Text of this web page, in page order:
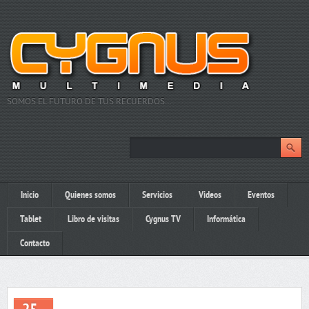
SOMOS EL FUTURO DE TUS RECUERDOS…
Inicio Quienes somos Servicios Videos Eventos
Tablet Libro de visitas Cygnus TV Informática
Contacto